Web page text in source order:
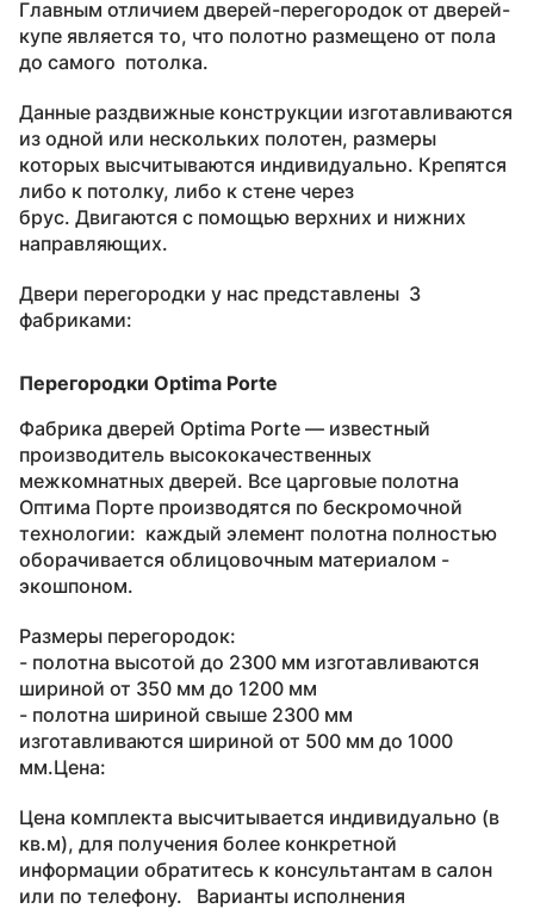
Главным отличием дверей-перегородок от дверей-
купе является то, что полотно размещено от пола
до самого потолка.
Данные раздвижные конструкции изготавливаются
из одной или нескольких полотен, размеры
которых высчитываются индивидуально. Крепятся
либо к потолку, либо к стене через
брус. Двигаются с помощью верхних и нижних
направляющих.
Двери перегородки у нас представлены 3
фабриками:
Перегородки Optima Porte
Фабрика дверей Optima Porte — известный
производитель высококачественных
межкомнатных дверей. Все царговые полотна
Оптима Порте производятся по бескромочной
технологии: каждый элемент полотна полностью
оборачивается облицовочным материалом -
экошпоном.
Размеры перегородок:
- полотна высотой до 2300 мм изготавливаются
шириной от 350 мм до 1200 мм
- полотна шириной свыше 2300 мм
изготавливаются шириной от 500 мм до 1000
мм.Цена:
Цена комплекта высчитывается индивидуально (в
кв.м), для получения более конкретной
информации обратитесь к консультантам в салон
или по телефону. Варианты исполнения